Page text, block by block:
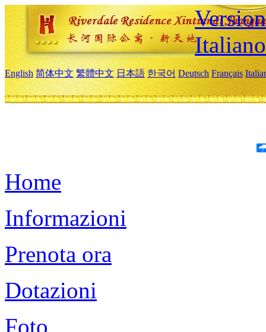
Italiano
English 简体中文 繁體中文 日本語 한국어 Deutsch Français
Home
Informazioni
Prenota ora
Dotazioni
Foto